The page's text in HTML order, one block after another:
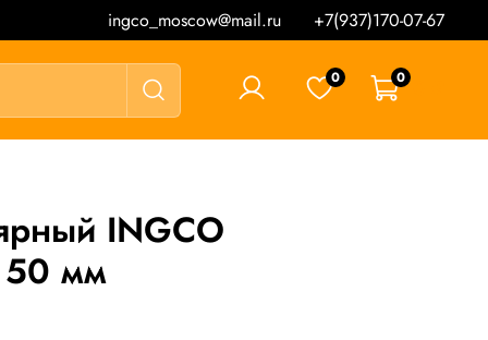
ingco_moscow@mail.ru +7(937)170-07-67
0 0
INGCO
50 мм